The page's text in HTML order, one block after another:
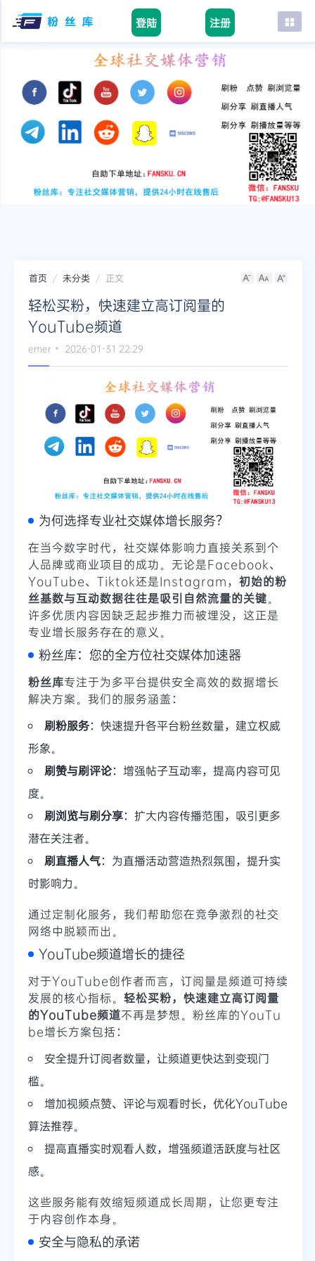
登陆 注册
首页
tiktok
youtube
instagram
首页 未分类 正文
轻松买粉，快速建立高订阅量的
YouTube频道
emer 2026-01-31 22:29
为何选择专业社交媒体增长服务？
在当今数字时代，社交媒体影响力直接关系到个
人品牌或商业项目的成功。无论是Facebook、
YouTube、Tiktok还是Instagram， 初始的粉
丝基数与互动数据往往是吸引自然流量的关键。
许多优质内容因缺乏起步推力而被埋没，这正是
专业增长服务存在的意义。
粉丝库：您的全方位社交媒体加速器
粉丝库专注于为多平台提供安全高效的数据增长
解决方案。我们的服务涵盖：
刷粉服务：快速提升各平台粉丝数量，建立权威
形象。
刷赞与刷评论：增强帖子互动率，提高内容可见
度。
刷浏览与刷分享：扩大内容传播范围，吸引更多
潜在关注者。
刷直播人气：为直播活动营造热烈氛围，提升实
时影响力。
通过定制化服务，我们帮助您在竞争激烈的社交
网络中脱颖而出。
YouTube频道增长的捷径
对于YouTube创作者而言，订阅量是频道可持续
发展的核心指标。 轻松买粉，快速建立高订阅量
的YouTube频道不再是梦想。粉丝库的YouTu
be增长方案包括：
安全提升订阅者数量，让频道更快达到变现门
槛。
增加视频点赞、评论与观看时长，优化YouTube
算法推荐。
提高直播实时观看人数，增强频道活跃度与社区
感。
这些服务能有效缩短频道成长周期，让您更专注
于内容创作本身。
安全与隐私的承诺